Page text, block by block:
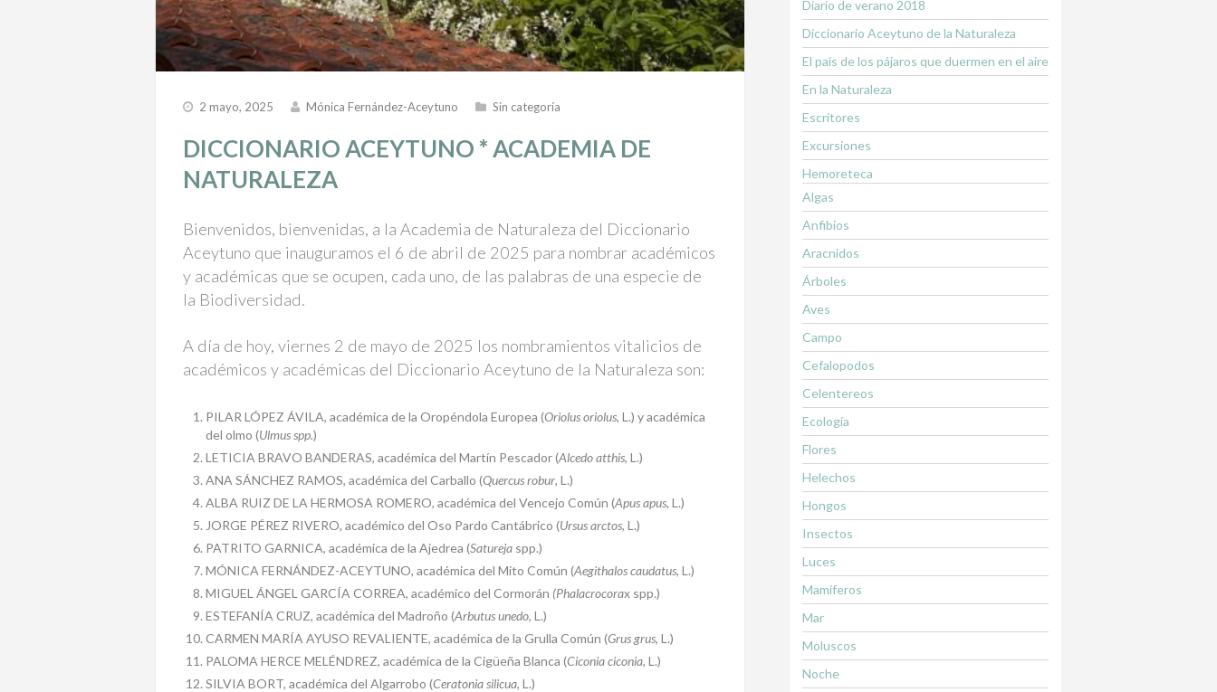
2 mayo, 2025 Mónica Fernández-Aceytuno Sin categoría
DICCIONARIO ACEYTUNO * ACADEMIA DE
NATURALEZA
Bienvenidos, bienvenidas, a la Academia de Naturaleza del Diccionario
Aceytuno que inauguramos el 6 de abril de 2025 para nombrar académicos
y académicas que se ocupen, cada uno, de las palabras de una especie de
la Biodiversidad.
A día de hoy, viernes 2 de mayo de 2025 los nombramientos vitalicios de
académicos y académicas del Diccionario Aceytuno de la Naturaleza son:
PILAR LÓPEZ ÁVILA, académica de la Oropéndola Europea (Oriolus oriolus, L.) y académica
del olmo (Ulmus spp.)
LETICIA BRAVO BANDERAS, académica del Martín Pescador (Alcedo atthis, L.)
ANA SÁNCHEZ RAMOS, académica del Carballo (Quercus robur, L.)
ALBA RUIZ DE LA HERMOSA ROMERO, académica del Vencejo Común (Apus apus, L.)
JORGE PÉREZ RIVERO, académico del Oso Pardo Cantábrico (Ursus arctos, L.)
PATRITO GARNICA, académica de la Ajedrea (Satureja spp.)
MÓNICA FERNÁNDEZ-ACEYTUNO, académica del Mito Común (Aegithalos caudatus, L.)
MIGUEL ÁNGEL GARCÍA CORREA, académico del Cormorán (Phalacrocorax spp.)
ESTEFANÍA CRUZ, académica del Madroño (Arbutus unedo, L.)
CARMEN MARÍA AYUSO REVALIENTE, académica de la Grulla Común (Grus grus, L.)
PALOMA HERCE MELÉNDREZ, académica de la Cigüeña Blanca (Ciconia ciconia, L.)
SILVIA BORT, académica del Algarrobo (Ceratonia silicua, L.)
Diario de verano 2018
Diccionario Aceytuno de la Naturaleza
El país de los pájaros que duermen en el aire
En la Naturaleza
Escritores
Excursiones
Hemoreteca
Algas
Anfibios
Aracnidos
Árboles
Aves
Campo
Cefalopodos
Celentereos
Ecología
Flores
Helechos
Hongos
Insectos
Luces
Mamiferos
Mar
Moluscos
Noche